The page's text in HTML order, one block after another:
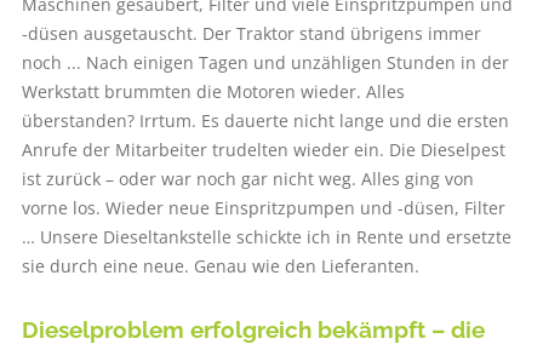
-düsen ausgetauscht. Der Traktor stand übrigens immer
noch ... Nach einigen Tagen und unzähligen Stunden in der
Werkstatt brummten die Motoren wieder. Alles
überstanden? Irrtum. Es dauerte nicht lange und die ersten
Anrufe der Mitarbeiter trudelten wieder ein. Die Dieselpest
ist zurück – oder war noch gar nicht weg. Alles ging von
vorne los. Wieder neue Einspritzpumpen und -düsen, Filter
… Unsere Dieseltankstelle schickte ich in Rente und ersetzte
sie durch eine neue. Genau wie den Lieferanten.
Dieselproblem erfolgreich bekämpft – die